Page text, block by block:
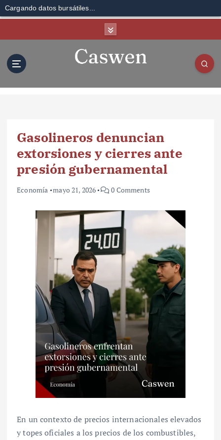
Cargando datos bursátiles...
Gasolineros denuncian
extorsiones y cierres ante
presión gubernamental
Economía mayo 21, 2026 0 Comments
En un contexto de precios internacionales elevados
y topes oficiales a los precios de los combustibles,